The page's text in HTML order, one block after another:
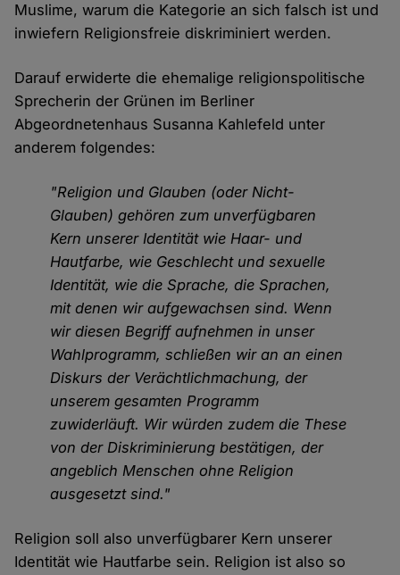
Muslime, warum die Kategorie an sich falsch ist und
inwiefern Religionsfreie diskriminiert werden.
Darauf erwiderte die ehemalige religionspolitische
Sprecherin der Grünen im Berliner
Abgeordnetenhaus Susanna Kahlefeld unter
anderem folgendes:
"Religion und Glauben (oder Nicht-
Glauben) gehören zum unverfügbaren
Kern unserer Identität wie Haar- und
Hautfarbe, wie Geschlecht und sexuelle
Identität, wie die Sprache, die Sprachen,
mit denen wir aufgewachsen sind. Wenn
wir diesen Begriff aufnehmen in unser
Wahlprogramm, schließen wir an an einen
Diskurs der Verächtlichmachung, der
unserem gesamten Programm
zuwiderläuft. Wir würden zudem die These
von der Diskriminierung bestätigen, der
angeblich Menschen ohne Religion
ausgesetzt sind."
Religion soll also unverfügbarer Kern unserer
Identität wie Hautfarbe sein. Religion ist also so